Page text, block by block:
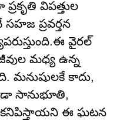
విపత్తుల
ప్రవర్తన
వైరల్
మధ్య ఉన్న
మనుషులకే కాదు,
సానుభూతి,
కనిపిస్తాయని ఈ ఘటన